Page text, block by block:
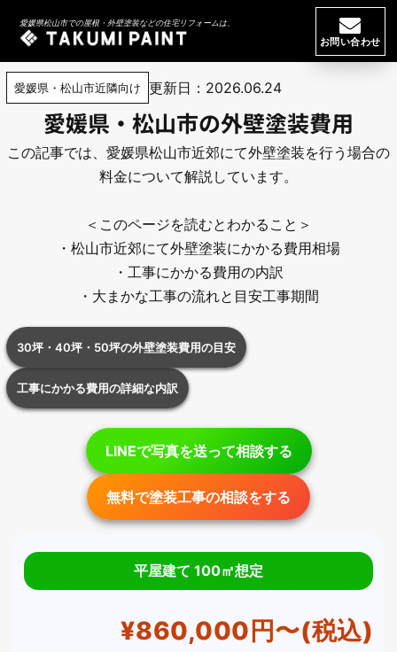
愛媛県松山市での屋根・外壁塗装などの住宅リフォームは、
お問い合わせ
HOME //施工金額 //愛媛県・松山市の外壁塗装費用｜30坪・40坪・50坪
の相場と見積もり内訳｜匠PAINT
愛媛県・松山市近隣向け 更新日：2026.06.24
愛媛県・松山市の外壁塗装費用
この記事では、愛媛県松山市近郊にて外壁塗装を行う場合の
料金について解説しています。
＜このページを読むとわかること＞
・松山市近郊にて外壁塗装にかかる費用相場
・工事にかかる費用の内訳
・大まかな工事の流れと目安工事期間
30坪・40坪・50坪の外壁塗装費用の目安
工事にかかる費用の詳細な内訳
LINEで写真を送って相談する
無料で塗装工事の相談をする
平屋建て 100㎡想定
¥860,000円〜(税込)